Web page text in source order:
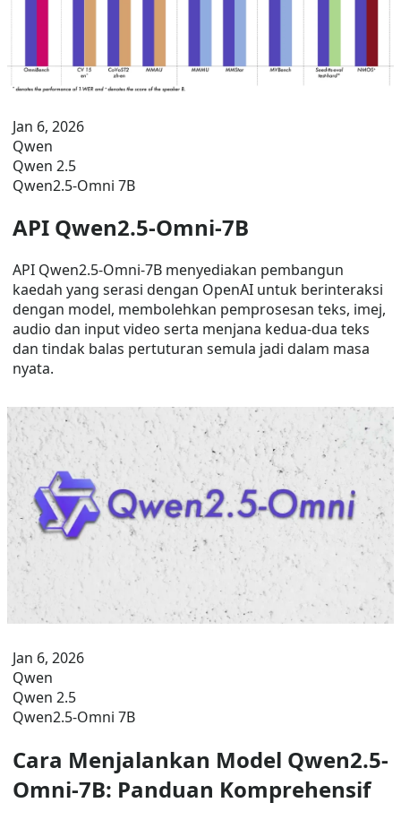
Jan 6, 2026
Qwen
Qwen 2.5
Qwen2.5-Omni 7B
API Qwen2.5-Omni-7B
API Qwen2.5-Omni-7B menyediakan pembangun
kaedah yang serasi dengan OpenAI untuk berinteraksi
dengan model, membolehkan pemprosesan teks, imej,
audio dan input video serta menjana kedua-dua teks
dan tindak balas pertuturan semula jadi dalam masa
nyata.
Jan 6, 2026
Qwen
Qwen 2.5
Qwen2.5-Omni 7B
Cara Menjalankan Model Qwen2.5-
Omni-7B: Panduan Komprehensif